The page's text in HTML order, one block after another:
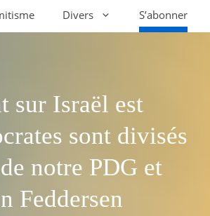
Divers S’abonner
sur Israël est
sont divisés
notre PDG et
Feddersen